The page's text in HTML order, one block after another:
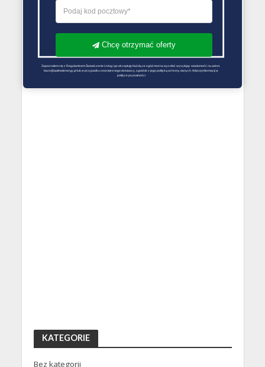
KATEGORIE
Bez kategorii
Chcę otrzymać oferty
Zapoznałem się z Regulaminem Świadczenie Usług i go akceptuję Każdą ze zgód można wycofać wysyłając wiadomość na adres
biuro@optimalenergy.pl lub w przypadku zewnętrznego dostawcy, zgodnie z jego polityką ochrony danych. Więcej informacji w
polityce prywatności